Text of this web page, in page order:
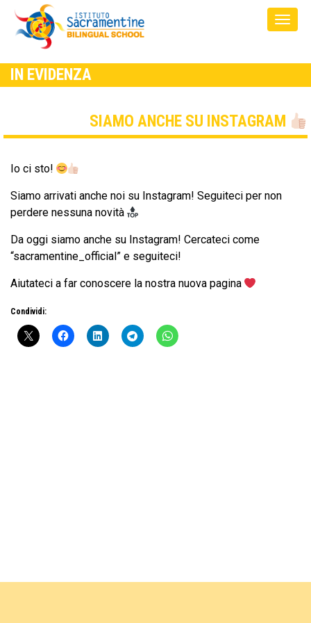
IN EVIDENZA
SIAMO ANCHE SU INSTAGRAM
Io ci sto!
Siamo arrivati anche noi su Instagram! Seguiteci per non
perdere nessuna novità
Da oggi siamo anche su Instagram! Cercateci come
“sacramentine_official” e seguiteci!
Aiutateci a far conoscere la nostra nuova pagina
Condividi: